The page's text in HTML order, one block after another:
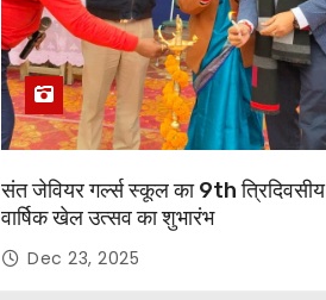
संत जेवियर गर्ल्स स्कूल का 9th त्रिदिवसीय
वार्षिक खेल उत्सव का शुभारंभ
Dec 23, 2025